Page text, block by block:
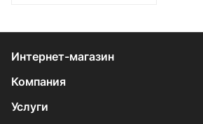
Интернет-магазин
Компания
Услуги